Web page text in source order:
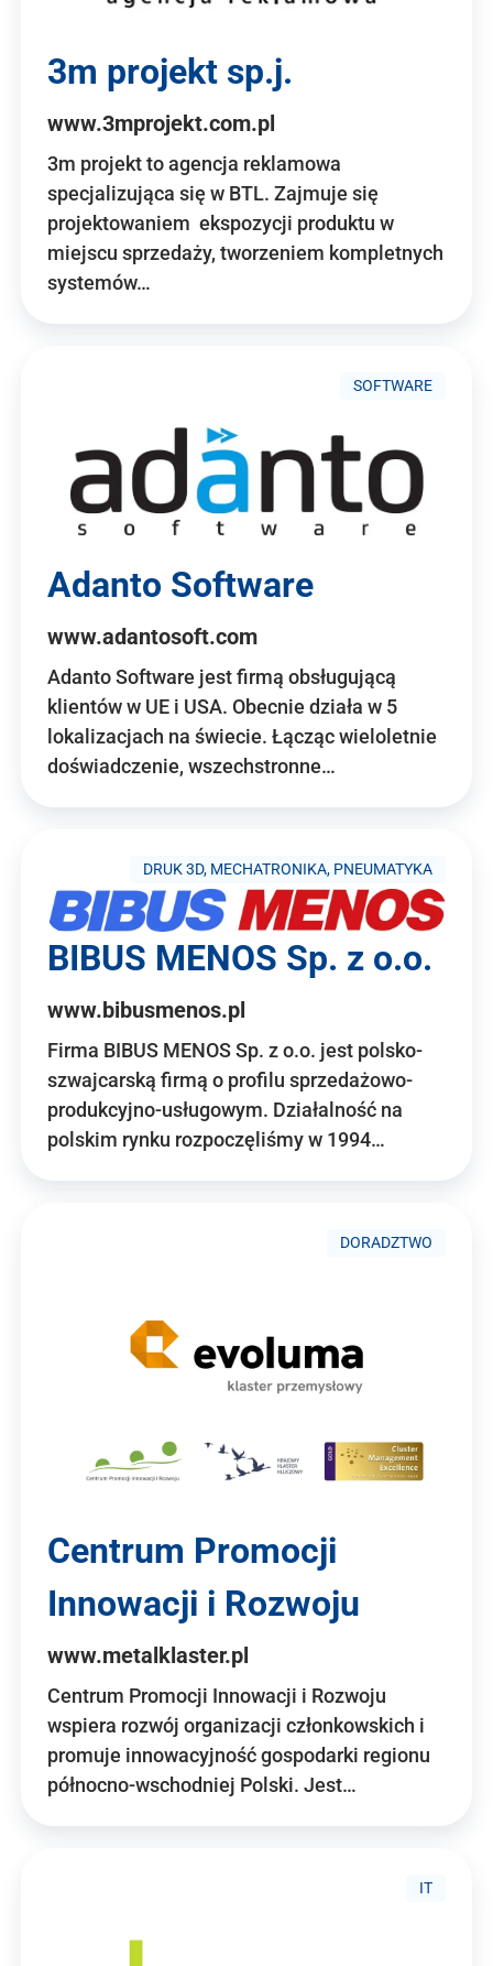
3m projekt sp.j.
www.3mprojekt.com.pl
3m projekt to agencja reklamowa
specjalizująca się w BTL. Zajmuje się
projektowaniem ekspozycji produktu w
miejscu sprzedaży, tworzeniem kompletnych
systemów…
SOFTWARE
Adanto Software
www.adantosoft.com
Adanto Software jest firmą obsługującą
klientów w UE i USA. Obecnie działa w 5
lokalizacjach na świecie. Łącząc wieloletnie
doświadczenie, wszechstronne…
DRUK 3D, MECHATRONIKA, PNEUMATYKA
BIBUS MENOS Sp. z o.o.
www.bibusmenos.pl
Firma BIBUS MENOS Sp. z o.o. jest polsko-
szwajcarską firmą o profilu sprzedażowo-
produkcyjno-usługowym. Działalność na
polskim rynku rozpoczęliśmy w 1994…
DORADZTWO
Centrum Promocji
Innowacji i Rozwoju
www.metalklaster.pl
Centrum Promocji Innowacji i Rozwoju
wspiera rozwój organizacji członkowskich i
promuje innowacyjność gospodarki regionu
północno-wschodniej Polski. Jest…
IT